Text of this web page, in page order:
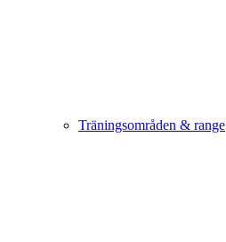
Träningsområden & range